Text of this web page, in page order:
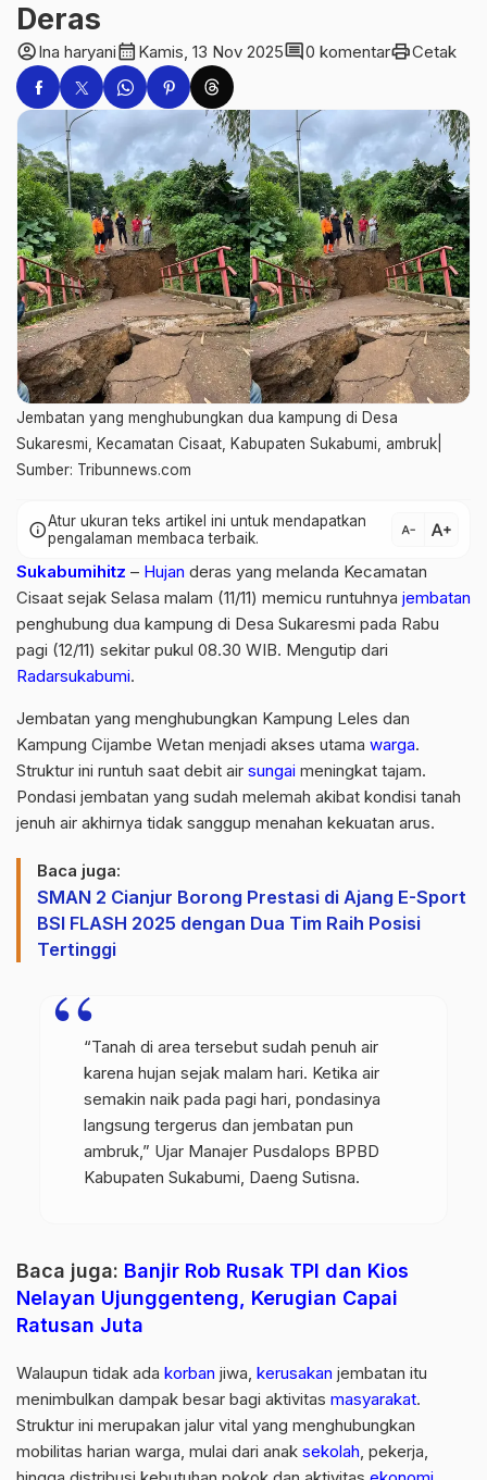
Deras
account_circleIna haryanicalendar_month Kamis, 13 Nov 2025comment0 komentarprintCetak
Jembatan yang menghubungkan dua kampung di Desa
Sukaresmi, Kecamatan Cisaat, Kabupaten Sukabumi, ambruk|
Sumber: Tribunnews.com
infoAtur ukuran teks artikel ini untuk mendapatkan
pengalaman membaca terbaik.
text_decrease text_increase
Sukabumihitz – Hujan deras yang melanda Kecamatan
Cisaat sejak Selasa malam (11/11) memicu runtuhnya jembatan
penghubung dua kampung di Desa Sukaresmi pada Rabu
pagi (12/11) sekitar pukul 08.30 WIB. Mengutip dari
Radarsukabumi.
Jembatan yang menghubungkan Kampung Leles dan
Kampung Cijambe Wetan menjadi akses utama warga.
Struktur ini runtuh saat debit air sungai meningkat tajam.
Pondasi jembatan yang sudah melemah akibat kondisi tanah
jenuh air akhirnya tidak sanggup menahan kekuatan arus.
Baca juga:
SMAN 2 Cianjur Borong Prestasi di Ajang E-Sport
BSI FLASH 2025 dengan Dua Tim Raih Posisi
Tertinggi
“Tanah di area tersebut sudah penuh air
karena hujan sejak malam hari. Ketika air
semakin naik pada pagi hari, pondasinya
langsung tergerus dan jembatan pun
ambruk,” Ujar Manajer Pusdalops BPBD
Kabupaten Sukabumi, Daeng Sutisna.
Baca juga: Banjir Rob Rusak TPI dan Kios
Nelayan Ujunggenteng, Kerugian Capai
Ratusan Juta
Walaupun tidak ada korban jiwa, kerusakan jembatan itu
menimbulkan dampak besar bagi aktivitas masyarakat.
Struktur ini merupakan jalur vital yang menghubungkan
mobilitas harian warga, mulai dari anak sekolah, pekerja,